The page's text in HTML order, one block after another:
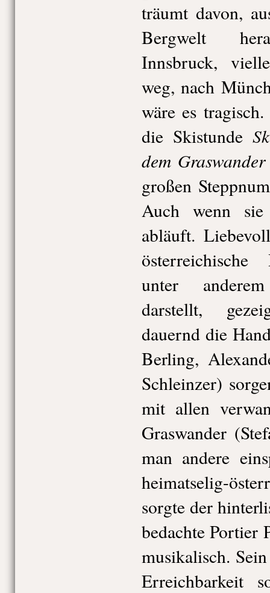
träumt davon,
Bergwelt
Innsbruck,
weg, nach
wäre es
die Skistunde
dem
großen
Auch wenn
abläuft.
unter
darstellt,
dauernd die
Berling,
Schleinzer)
mit allen
Graswander
man andere
heimatselig-
sorgte der
bedachte Portier
musikalisch.
Erreichbarkeit